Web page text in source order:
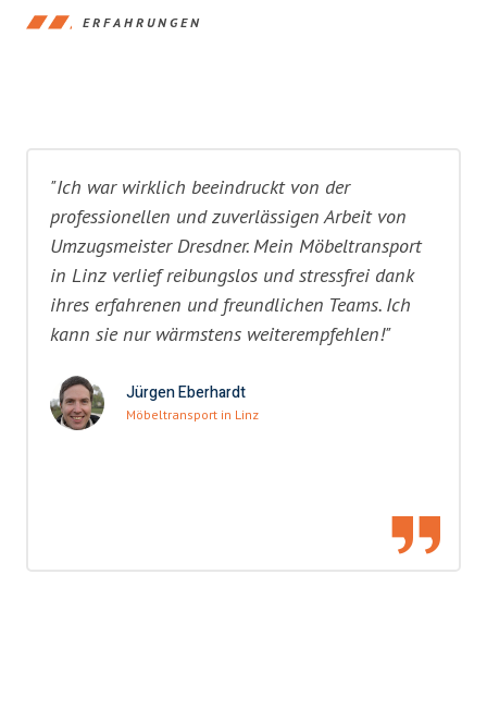
ERFAHRUNGEN
"Ich war wirklich beeindruckt von der
professionellen und zuverlässigen Arbeit von
Umzugsmeister Dresdner. Mein Möbeltransport
in Linz verlief reibungslos und stressfrei dank
ihres erfahrenen und freundlichen Teams. Ich
kann sie nur wärmstens weiterempfehlen!"
Jürgen Eberhardt
Möbeltransport in Linz